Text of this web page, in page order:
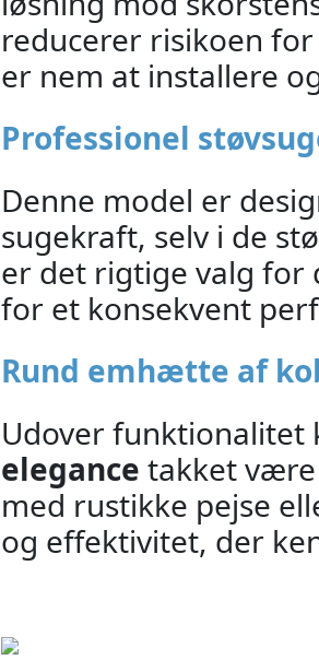
reducerer risikoen
er nem at installere
Professionel
Denne model er
sugekraft, selv i de
er det rigtige valg for
for et konsekvent
Rund emhætte af
Udover
elegance takket
med rustikke pejse
og effektivitet, der